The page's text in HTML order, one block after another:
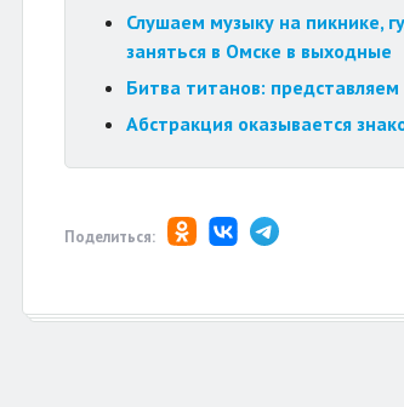
Слушаем музыку на пикнике,
заняться в Омске в выходные
Битва титанов:
Абстракция оказывается
Поделиться: